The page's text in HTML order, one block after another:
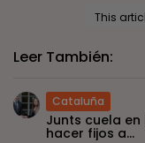
This
Leer También:
Cataluña
Junts cuela en
hacer fijos a...